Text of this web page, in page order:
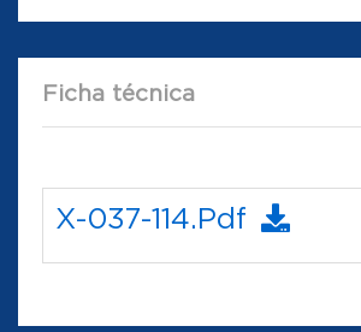
Ficha técnica
X-037-114.pdf